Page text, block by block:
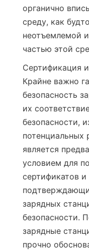
органично
среду, как
неотъемлемой
частью этой
Сертификация
Крайне важно
безопасность
их
безопасности,
потенциальных
является
условием для
сертификатов
зарядных
безопасности.
зарядные
прочно